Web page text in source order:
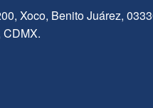
Xoco, Benito Juárez,